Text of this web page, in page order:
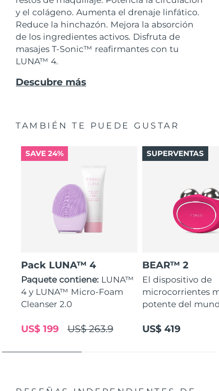
y el colágeno. Aumenta el drenaje linfático.
Reduce la hinchazón. Mejora la absorción
de los ingredientes activos. Disfruta de
masajes T-Sonic™ reafirmantes con tu
LUNA™ 4.
Descubre más
TAMBIÉN TE PUEDE GUSTAR
SAVE 24%
Pack LUNA™ 4
Paquete contiene: LUNA™
4 y LUNA™ Micro-Foam
Cleanser 2.0
US$ 263.9
US$ 199
BEAR™ 2
El dispositivo de
microcorrientes
potente del
US$ 419
SUPERVENTAS